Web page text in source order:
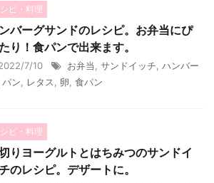
ピ・料理
バーグサンドのレシピ。お弁当にぴ
り！食パンで出来ます。
7/10 お弁当 サンドイッチ ハンバー
パン レタス 卵 食パン
ピ・料理
りヨーグルトとはちみつのサンドイ
のレシピ。デザートに。